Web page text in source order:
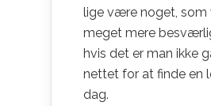
lige være noget, som
meget mere
hvis det er man ikke
nettet for at finde en
dag.